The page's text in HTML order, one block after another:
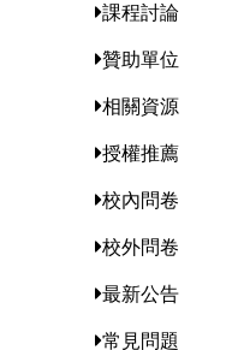
課程討論
贊助單位
相關資源
授權推薦
校內問卷
校外問卷
最新公告
常見問題